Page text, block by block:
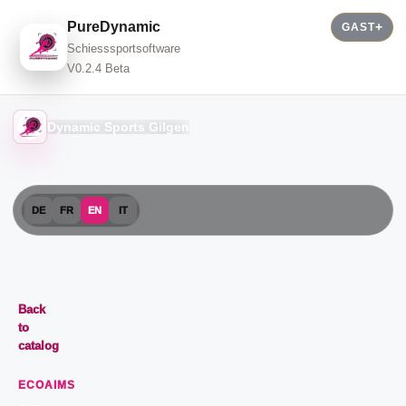
PureDynamic
Schiesssportsoftware
V0.2.4 Beta
GAST
Dynamic Sports Gilgen
DE FR EN IT
Back
to
catalog
ECOAIMS